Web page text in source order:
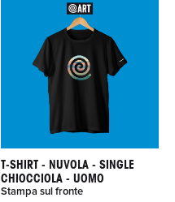
T-SHIRT - NUVOLA - SINGLE
CHIOCCIOLA - UOMO
Stampa sul fronte